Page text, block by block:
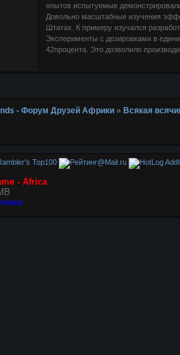
опытов испытуемые
Довольно масштабные изучения
Штатах. К примеру изучался
Эксперименты с дозировками в
42процента. Это дозволило
- Форум Друзей Африки »Всякая
- Africa